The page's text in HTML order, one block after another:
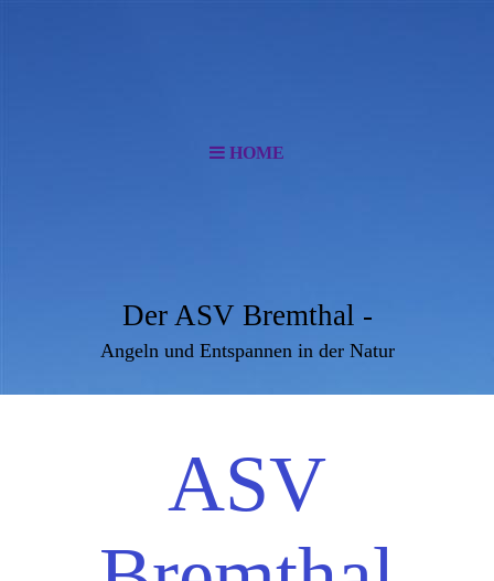
HOME
Der ASV Bremthal -
Angeln und Entspannen in der Natur
ASV